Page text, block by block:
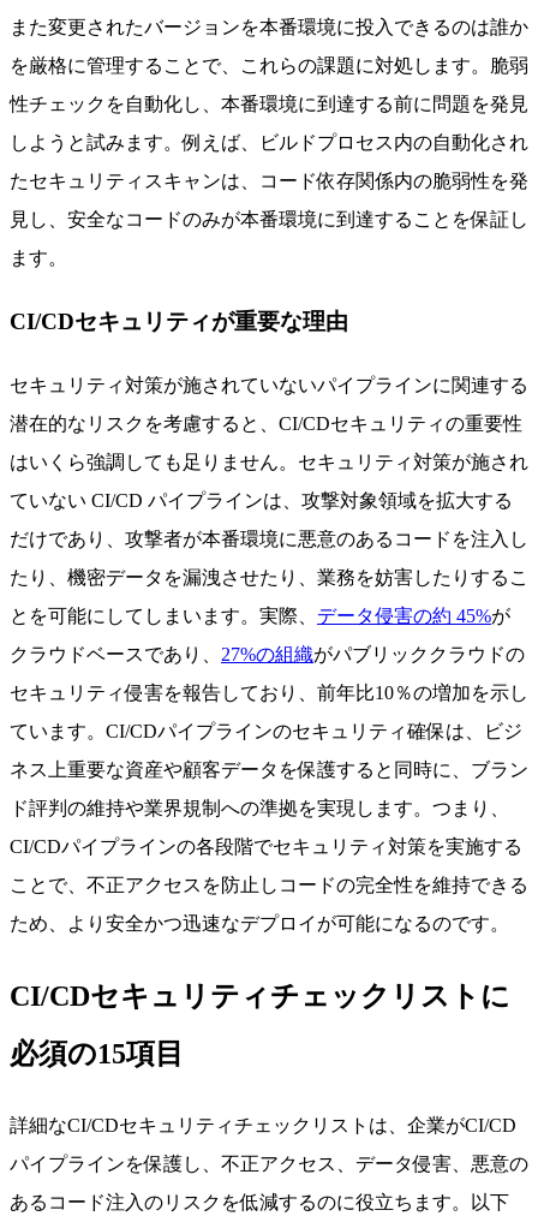
また変更されたバージョンを本番環境に投入できるのは誰か
を厳格に管理することで、これらの課題に対処します。脆弱
性チェックを自動化し、本番環境に到達する前に問題を発見
しようと試みます。例えば、ビルドプロセス内の自動化され
たセキュリティスキャンは、コード依存関係内の脆弱性を発
見し、安全なコードのみが本番環境に到達することを保証し
ます。
CI/CDセキュリティが重要な理由
セキュリティ対策が施されていないパイプラインに関連する
潜在的なリスクを考慮すると、CI/CDセキュリティの重要性
はいくら強調しても足りません。セキュリティ対策が施され
ていない CI/CD パイプラインは、攻撃対象領域を拡大する
だけであり、攻撃者が本番環境に悪意のあるコードを注入し
たり、機密データを漏洩させたり、業務を妨害したりするこ
とを可能にしてしまいます。実際、 データ侵害の約 45%が
クラウドベースであり、 27%の組織がパブリッククラウドの
セキュリティ侵害を報告しており、前年比10％の増加を示し
ています。CI/CDパイプラインのセキュリティ確保は、ビジ
ネス上重要な資産や顧客データを保護すると同時に、ブラン
ド評判の維持や業界規制への準拠を実現します。つまり、
CI/CDパイプラインの各段階でセキュリティ対策を実施する
ことで、不正アクセスを防止しコードの完全性を維持できる
ため、より安全かつ迅速なデプロイが可能になるのです。
CI/CDセキュリティチェックリストに
必須の15項目
詳細なCI/CDセキュリティチェックリストは、企業がCI/CD
パイプラインを保護し、不正アクセス、データ侵害、悪意の
あるコード注入のリスクを低減するのに役立ちます。以下